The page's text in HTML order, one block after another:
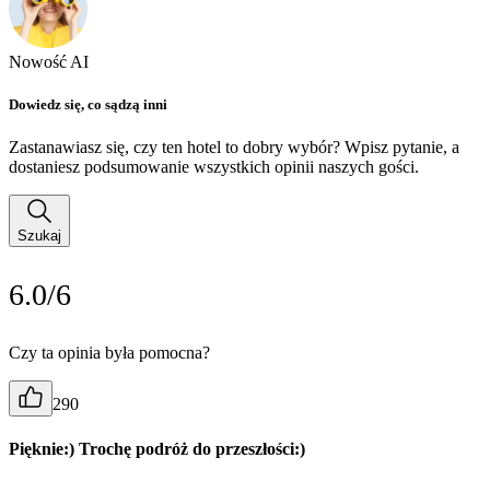
Nowość AI
Dowiedz się, co sądzą inni
Zastanawiasz się, czy ten hotel to dobry wybór? Wpisz pytanie, a
dostaniesz podsumowanie wszystkich opinii naszych gości.
Szukaj
6.0/6
Czy ta opinia była pomocna?
290
Pięknie:) Trochę podróż do przeszłości:)